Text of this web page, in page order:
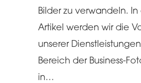
Bilder zu verwandeln. In
Artikel werden wir die
unserer
Bereich der Business-
in…